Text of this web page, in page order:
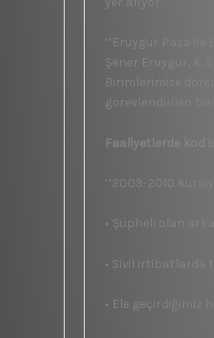
‘’Eruygur Paşa
Şener Eruygur, K.
Birimlerimize
görevlendirilen
Faaliyetlerde kod
‘’2009-2010
• Şüpheli olan
• Sivil irtibatlarda
• Ele geçirdiğimiz